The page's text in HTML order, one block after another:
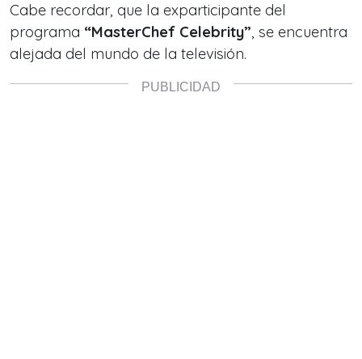
Cabe recordar, que la exparticipante del
programa “MasterChef Celebrity”, se encuentra
alejada del mundo de la televisión.